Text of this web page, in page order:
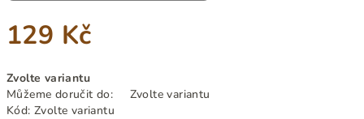
129 Kč
cena:
Zvolte variantu
Můžeme doručit do:
Zvolte variantu
Kód: Zvolte variantu